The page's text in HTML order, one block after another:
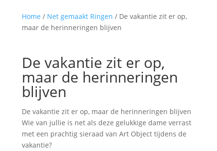
Home / Net gemaakt Ringen / De vakantie zit er op,
maar de herinneringen blijven
De vakantie zit er op,
maar de herinneringen
blijven
De vakantie zit er op, maar de herinneringen blijven
Wie van jullie is net als deze gelukkige dame verrast
met een prachtig sieraad van Art Object tijdens de
vakantie?